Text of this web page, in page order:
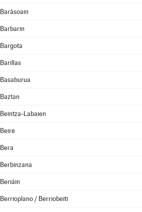
Barásoain
Barbarin
Bargota
Barillas
Basaburua
Baztan
Beintza-Labaien
Beire
Bera
Berbinzana
Beriáin
Berrioplano / Berriobeiti